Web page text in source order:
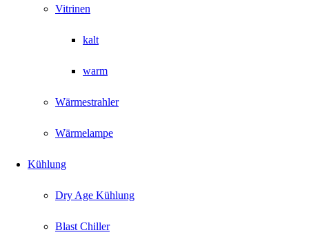
Vitrinen
kalt
warm
Wärmestrahler
Wärmelampe
Kühlung
Dry Age Kühlung
Blast Chiller